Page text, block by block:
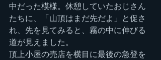
中だった模様。休憩していたおじさん
たちに、「山頂はまだ先だよ」と促さ
れ、先を見てみると、霧の中に伸びる
道が見えました。
頂上小屋の売店を横目に最後の急登を